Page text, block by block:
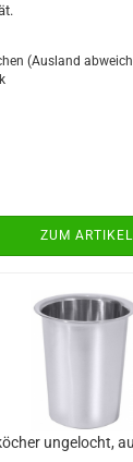
(Ausland
ZUM ARTIKEL
ungelocht,